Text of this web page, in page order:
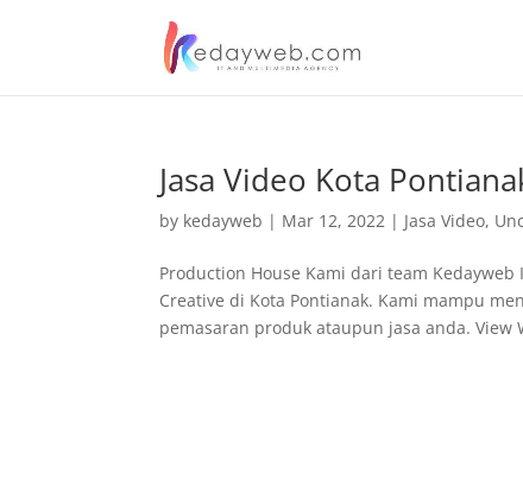
Jasa Video Kota
by kedayweb | Mar 12, 2022 | Jasa Video,
Production House Kami dari team
Creative di Kota Pontianak. Kami mampu
pemasaran produk ataupun jasa anda. View